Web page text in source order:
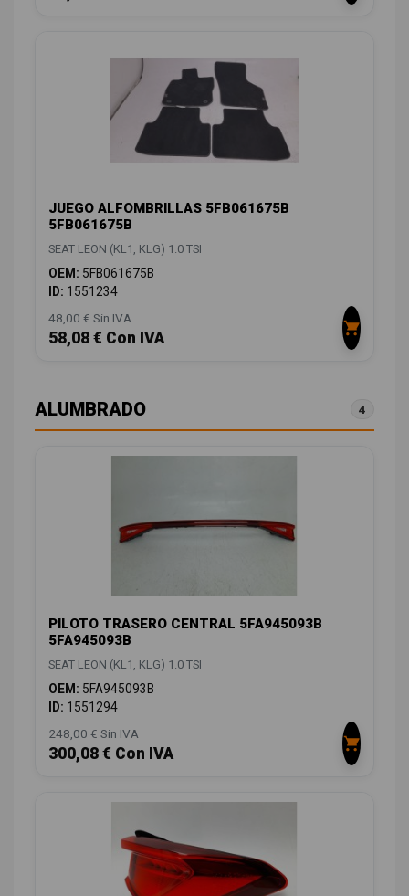
JUEGO ALFOMBRILLAS 5FB061675B
5FB061675B
SEAT LEON (KL1, KLG) 1.0 TSI
OEM: 5FB061675B
ID: 1551234
48,00 € Sin IVA
58,08 € Con IVA
ALUMBRADO 4
PILOTO TRASERO CENTRAL 5FA945093B
5FA945093B
SEAT LEON (KL1, KLG) 1.0 TSI
OEM: 5FA945093B
ID: 1551294
248,00 € Sin IVA
300,08 € Con IVA